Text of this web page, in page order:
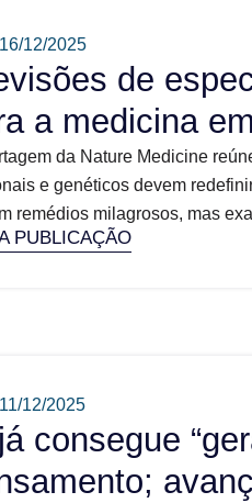
16/12/2025
de
a medicina
da Nature Medicine
e genéticos devem
remédios milagrosos, mas
PUBLICAÇÃO
11/12/2025
consegue